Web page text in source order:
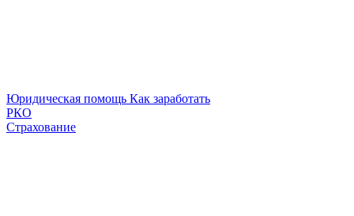
Юридическая помощь Как заработать
РКО
Страхование